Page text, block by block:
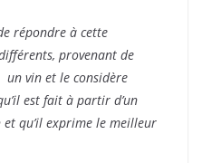
répondre à cette
provenant de
un vin et le considère
est fait à partir d’un
qu’il exprime le meilleur